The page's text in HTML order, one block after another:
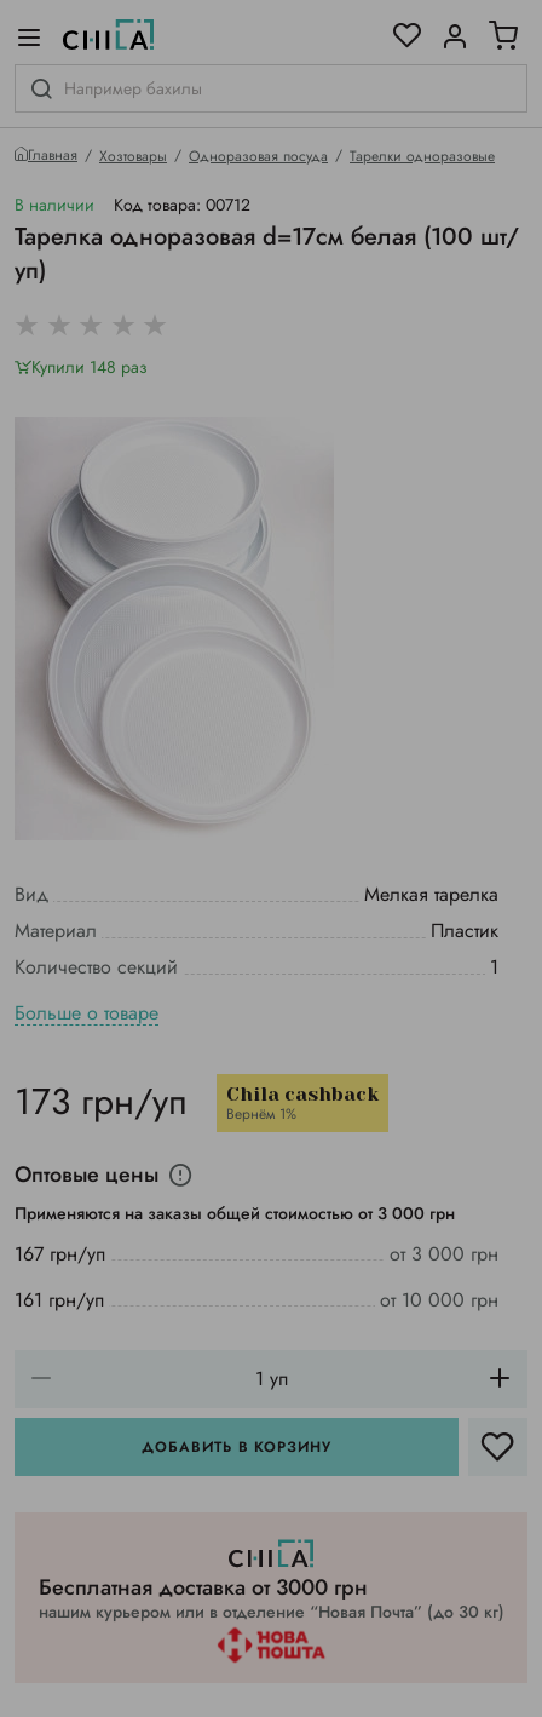
Главная Хозтовары Одноразовая посуда Тарелки одноразовые
В наличии Код товара: 00712
Тарелка одноразовая d=17см белая (100 шт/
уп)
Купили 148 раз
Вид
Мелкая тарелка
Материал
Пластик
Количество секций
1
Больше о товаре
173 грн/уп Chila cashback
Вернём 1%
Оптовые цены
Применяются на заказы общей стоимостью от 3 000 грн
167 грн/уп
от 3 000 грн
161 грн/уп
от 10 000 грн
ДОБАВИТЬ В КОРЗИНУ
Бесплатная доставка от 3000 грн
нашим курьером или в отделение “Новая Почта” (до 30 кг)
гамме